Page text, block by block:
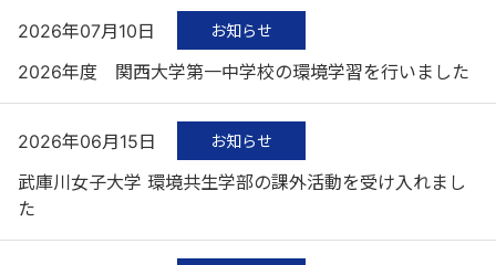
2026年07月10日 お知らせ
2026年度 関西大学第一中学校の環境学習を行いました
2026年06月15日 お知らせ
武庫川女子大学 環境共生学部の課外活動を受け入れまし
た